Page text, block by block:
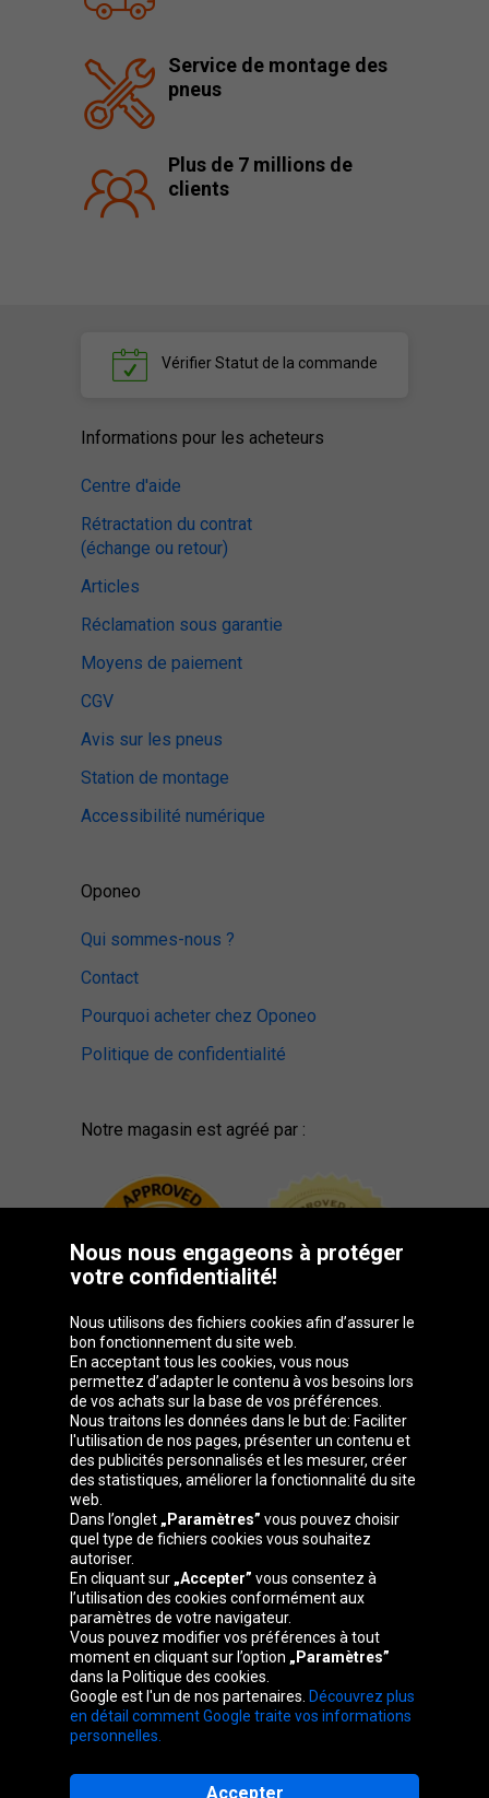
Service de montage des
pneus
Plus de 7 millions de
clients
VérifierStatut de la commande
Informations pour les acheteurs
Centre d'aide
Rétractation du contrat
(échange ou retour)
Articles
Réclamation sous garantie
Moyens de paiement
CGV
Avis sur les pneus
Station de montage
Accessibilité numérique
Oponeo
Qui sommes-nous ?
Contact
Pourquoi acheter chez Oponeo
Politique de confidentialité
Notre magasin est agréé par :
Groupe Oponeo
Česká
republika
Deutschland Éire España
France Italia Magyarország Nederland
Österreich Polska
Slovenská
republika
United
Kingdom
Nous nous engageons à protéger
votre confidentialité!
Nous utilisons des fichiers cookies afin d’assurer le
bon fonctionnement du site web.
En acceptant tous les cookies, vous nous
permettez d’adapter le contenu à vos besoins lors
de vos achats sur la base de vos préférences.
Nous traitons les données dans le but de: Faciliter
l'utilisation de nos pages, présenter un contenu et
des publicités personnalisés et les mesurer, créer
des statistiques, améliorer la fonctionnalité du site
web.
Dans l’onglet „Paramètres” vous pouvez choisir
quel type de fichiers cookies vous souhaitez
autoriser.
En cliquant sur „Accepter” vous consentez à
l’utilisation des cookies conformément aux
paramètres de votre navigateur.
Vous pouvez modifier vos préférences à tout
moment en cliquant sur l’option „Paramètres”
dans la Politique des cookies.
Google est l'un de nos partenaires. Découvrez plus
en détail comment Google traite vos informations
personnelles.
Accepter